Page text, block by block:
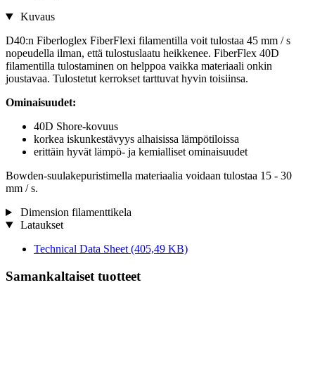
Kuvaus
D40:n Fiberloglex FiberFlexi filamentilla voit tulostaa 45 mm / s
nopeudella ilman, että tulostuslaatu heikkenee. FiberFlex 40D
filamentilla tulostaminen on helppoa vaikka materiaali onkin
joustavaa. Tulostetut kerrokset tarttuvat hyvin toisiinsa.
Ominaisuudet:
40D Shore-kovuus
korkea iskunkestävyys alhaisissa lämpötiloissa
erittäin hyvät lämpö- ja kemialliset ominaisuudet
Bowden-suulakepuristimella materiaalia voidaan tulostaa 15 - 30
mm / s.
Dimension filamenttikela
Lataukset
Technical Data Sheet (405,49 KB)
Samankaltaiset tuotteet